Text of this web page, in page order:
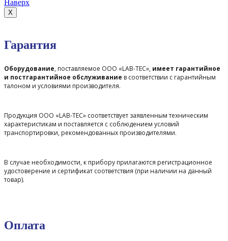
Наверх
X
Гарантия
Оборудование, поставляемое ООО «LAB-TEC», имеет гарантийное
и постгарантийное обслуживание в соответствии с гарантийным
талоном и условиями производителя.
Продукция ООО «LAB-TEC» соответствует заявленным техническим
характеристикам и поставляется с соблюдением условий
транспортировки, рекомендованных производителями.
В случае необходимости, к прибору прилагаются регистрационное
удостоверение и сертификат соответствия (при наличии на данный
товар).
Оплата